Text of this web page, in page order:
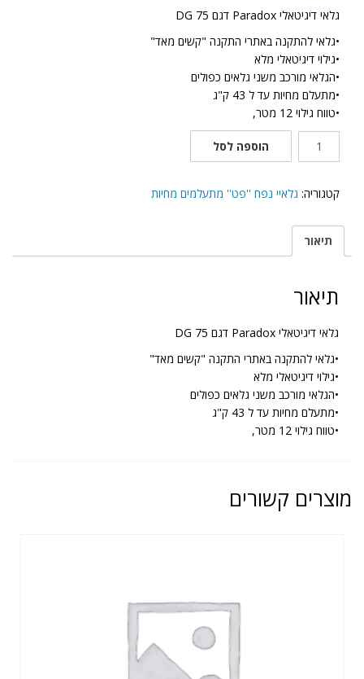
גלאי דיגיטאלי Paradox דגם 75 DG
•גלאי להתקנה באתרי התקנה "קשים מאד"
•גילוי דיגיטאלי מלא
•הגלאי מורכב משני גלאים כפולים
•מתעלם מחיות עד ל 43 ק"ג
•טווח גילוי 12 מטר,
דיגיטאלי
דגם
75
הוספה לסל
קטגוריה: גלאיי נפח ''פט'' מתעלמים מחיות
תיאור
תיאור
גלאי דיגיטאלי Paradox דגם 75 DG
•גלאי להתקנה באתרי התקנה "קשים מאד"
•גילוי דיגיטאלי מלא
•הגלאי מורכב משני גלאים כפולים
•מתעלם מחיות עד ל 43 ק"ג
•טווח גילוי 12 מטר,
מוצרים קשורים